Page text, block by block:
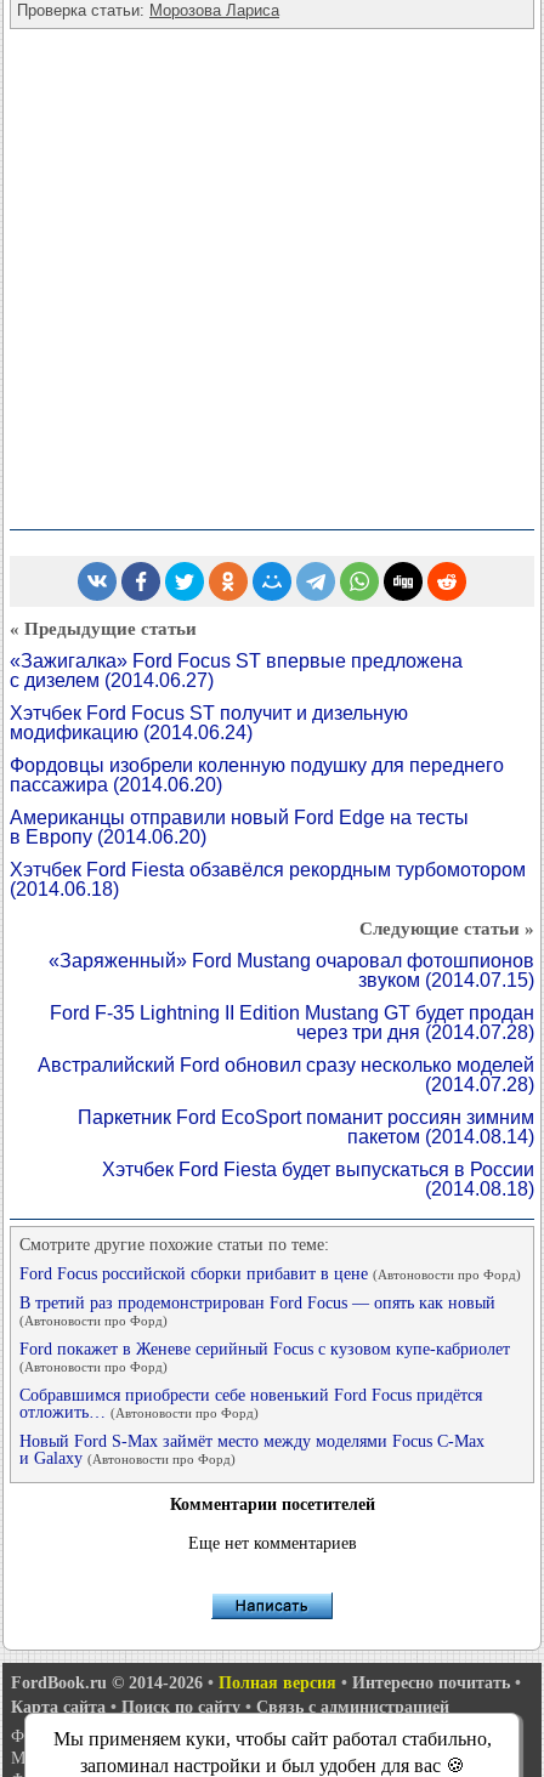
Проверка статьи: Морозова Лариса
« Предыдущие статьи
«Зажигалка» Ford Focus ST впервые предложена
с дизелем (2014.06.27)
Хэтчбек Ford Focus ST получит и дизельную
модификацию (2014.06.24)
Фордовцы изобрели коленную подушку для переднего
пассажира (2014.06.20)
Американцы отправили новый Ford Edge на тесты
в Европу (2014.06.20)
Хэтчбек Ford Fiesta обзавёлся рекордным турбомотором
(2014.06.18)
Следующие статьи »
«Заряженный» Ford Mustang очаровал фотошпионов
звуком (2014.07.15)
Ford F-35 Lightning II Edition Mustang GT будет продан
через три дня (2014.07.28)
Австралийский Ford обновил сразу несколько моделей
(2014.07.28)
Паркетник Ford EcoSport поманит россиян зимним
пакетом (2014.08.14)
Хэтчбек Ford Fiesta будет выпускаться в России
(2014.08.18)
Смотрите другие похожие статьи по теме:
Ford Focus российской сборки прибавит в цене (Автоновости про Форд)
В третий раз продемонстрирован Ford Focus — опять как новый
(Автоновости про Форд)
Ford покажет в Женеве серийный Focus с кузовом купе-кабриолет
(Автоновости про Форд)
Собравшимся приобрести себе новенький Ford Focus придётся
отложить… (Автоновости про Форд)
Новый Ford S-Max займёт место между моделями Focus C-Max
и Galaxy (Автоновости про Форд)
Комментарии посетителей
Еще нет комментариев
FordBook.ru © 2014-2026 • Полная версия • Интересно почитать •
Карта сайта • Поиск по сайту • Связь с администрацией
Фокус 1• Фокус Турнир 1•Фокус 2•Мондео 1•Мондео 1 и 2•
Мондео 2•Мондео 3•Мондео 4•Эскорт 3•Эскорт 4 •Эскорт 5
Мы применяем куки, чтобы сайт работал стабильно,
запоминал настройки и был удобен для вас 🍪